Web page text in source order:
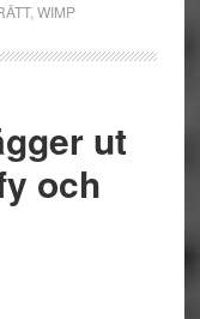
, WIMP
ut
och